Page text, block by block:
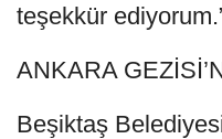
teşekkür
ANKARA
Beşiktaş